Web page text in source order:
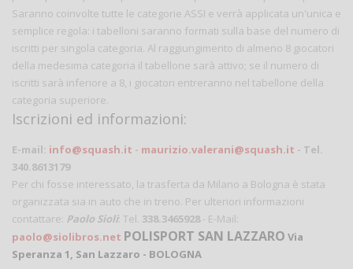
Saranno coinvolte tutte le categorie ASSI e verrà applicata un'unica e
semplice regola: i tabelloni saranno formati sulla base del numero di
iscritti per singola categoria. Al raggiungimento di almeno 8 giocatori
della medesima categoria il tabellone sarà attivo; se il numero di
iscritti sarà inferiore a 8, i giocatori entreranno nel tabellone della
categoria superiore.
Iscrizioni ed informazioni:
E-mail: info@squash.it - maurizio.valerani@squash.it - Tel.
340.8613179
Per chi fosse interessato, la trasferta da Milano a Bologna è stata
organizzata sia in auto che in treno. Per ulteriori informazioni
contattare: Paolo Sioli: Tel. 338.3465928- E-Mail:
paolo@siolibros.net POLISPORT SAN LAZZARO Via
Speranza 1, San Lazzaro - BOLOGNA